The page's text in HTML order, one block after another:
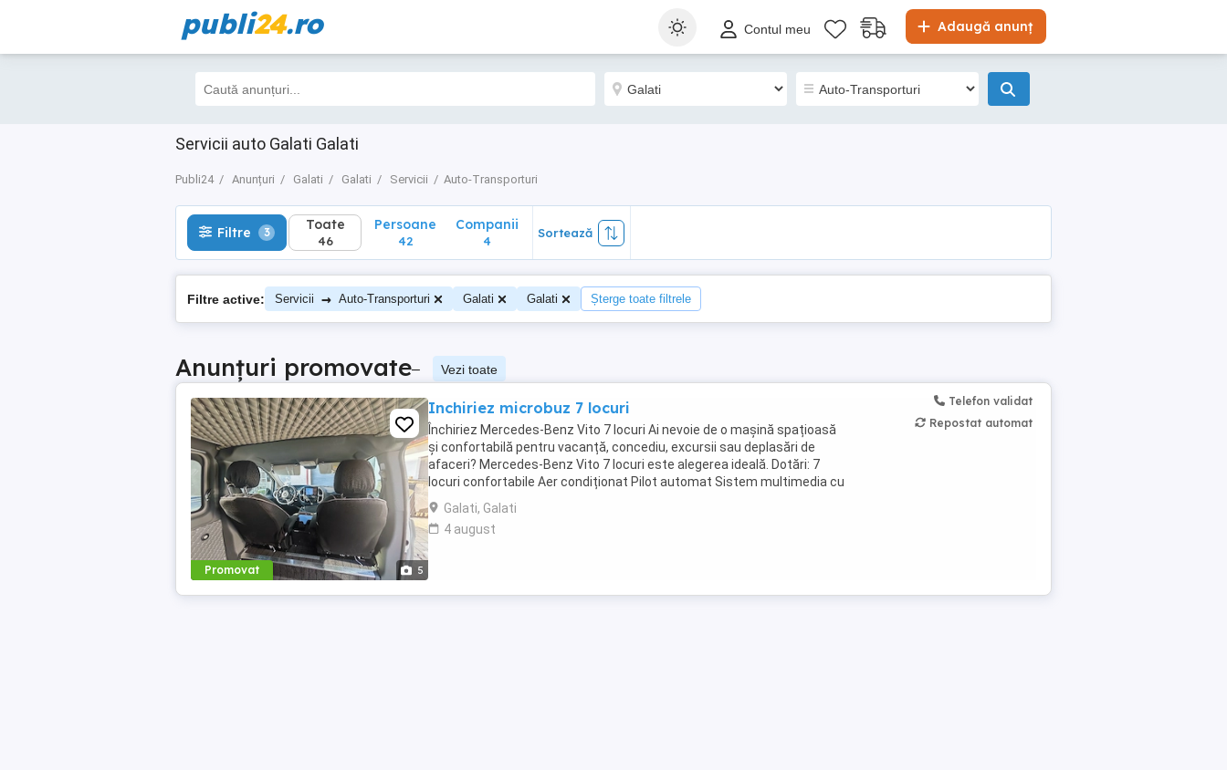
publi24.ro Adaugă anunț
Contul meu
Servicii auto Galati Galati
Publi24 Anunțuri Galati Galati Servicii Auto-Transporturi
Filtre 3 Toate
46
Filtre 3 Toate
46
Persoane
42
Companii
4
Sortează
Filtre active: Servicii → Auto-Transporturi Galati Galati Șterge toate filtrele
Anunțuri promovate– Vezi toate
Promovat 5
Inchiriez microbuz 7 locuri
Închiriez Mercedes-Benz Vito 7 locuri Ai nevoie de o mașină spațioasă
și confortabilă pentru vacanță, concediu, excursii sau deplasări de
afaceri? Mercedes-Benz Vito 7 locuri este alegerea ideală. Dotări: 7
locuri confortabile Aer condiționat Pilot automat Sistem multimedia cu
Bluetooth și USB Frigider ...
Galati, Galati
4 august
Telefon validat
Repostat automat